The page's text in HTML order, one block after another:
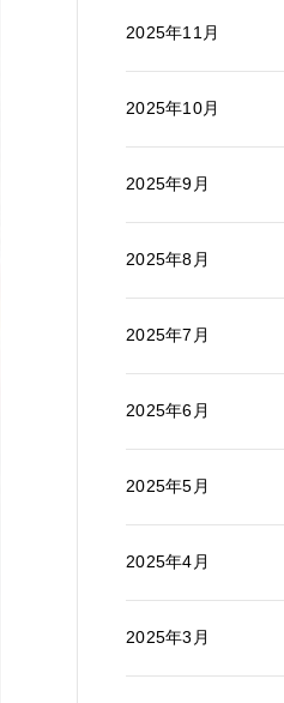
2025年11月
2025年10月
2025年9月
2025年8月
2025年7月
2025年6月
2025年5月
2025年4月
2025年3月